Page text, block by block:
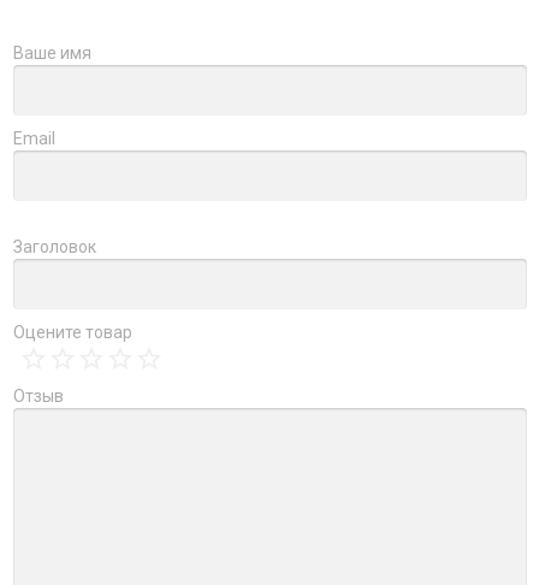
Ваше имя
Email
Заголовок
Оцените товар
Отзыв